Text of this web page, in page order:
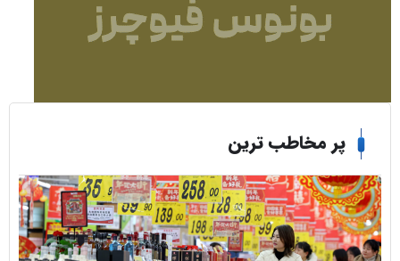
پر مخاطب ترین